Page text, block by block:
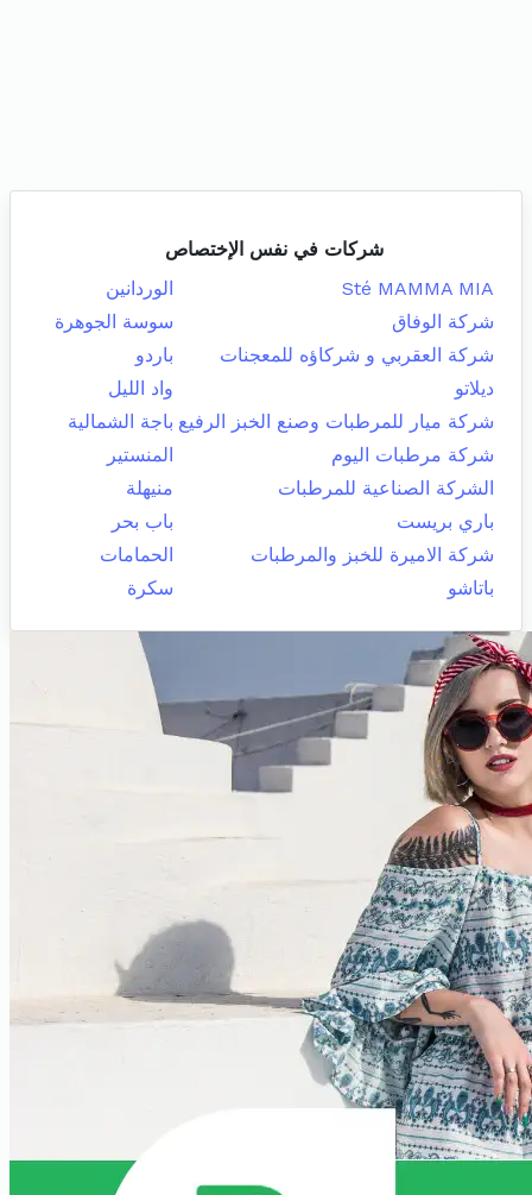
شركات في نفس الإختصاص
Sté MAMMA MIA
الوردانين
شركة الوفاق
سوسة الجوهرة
شركة العقربي و شركاؤه للمعجنات
باردو
ديلاتو
واد الليل
شركة ميار للمرطبات وصنع الخبز الرفيع باجة الشمالية
شركة مرطبات اليوم
المنستير
الشركة الصناعية للمرطبات
منيهلة
باري بريست
باب بحر
شركة الاميرة للخبز والمرطبات
الحمامات
باتاشو
سكرة